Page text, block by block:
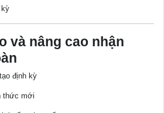
kỳ
và nâng cao nhận
định kỳ
thức mới